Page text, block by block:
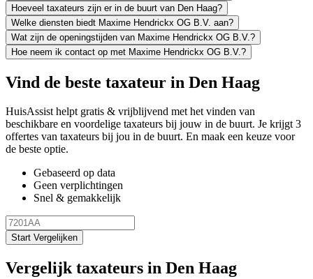
Hoeveel taxateurs zijn er in de buurt van Den Haag?
Welke diensten biedt Maxime Hendrickx OG B.V. aan?
Wat zijn de openingstijden van Maxime Hendrickx OG B.V.?
Hoe neem ik contact op met Maxime Hendrickx OG B.V.?
Vind de beste taxateur in Den Haag
HuisAssist helpt gratis & vrijblijvend met het vinden van
beschikbare en voordelige taxateurs bij jouw in de buurt. Je krijgt 3
offertes van taxateurs bij jou in de buurt. En maak een keuze voor
de beste optie.
Gebaseerd op data
Geen verplichtingen
Snel & gemakkelijk
Start Vergelijken
Vergelijk taxateurs in Den Haag